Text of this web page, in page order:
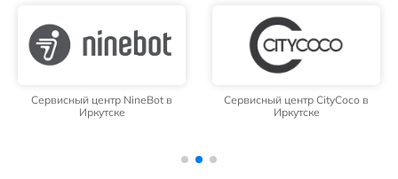
Сервисный центр NineBot в
Иркутске
Сервисный центр CityCoco в
Иркутске